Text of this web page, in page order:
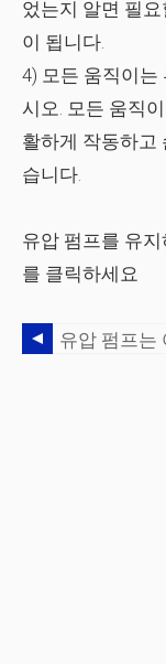
었는지 알면 필
이 됩니다.
4) 모든 움직이는
시오. 모든 움직
활하게 작동하고
습니다.
유압 펌프를 유
를 클릭하세요